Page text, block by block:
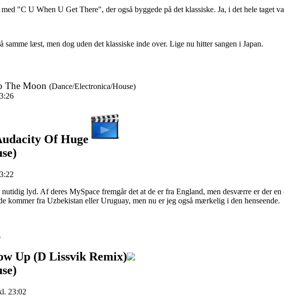
"C U When U Get There", der også byggede på det klassiske. Ja, i det hele taget
læst, men dog uden det klassiske inde over. Lige nu hitter sangen i Japan.
The Moon (Dance/Electronica/House)
Of Huge
lyd. Af deres MySpace fremgår det at de er fra England, men desværre er der
kommer fra Uzbekistan eller Uruguay, men nu er jeg også mærkelig i den henseende.
Up (D Lissvik Remix)
23:02